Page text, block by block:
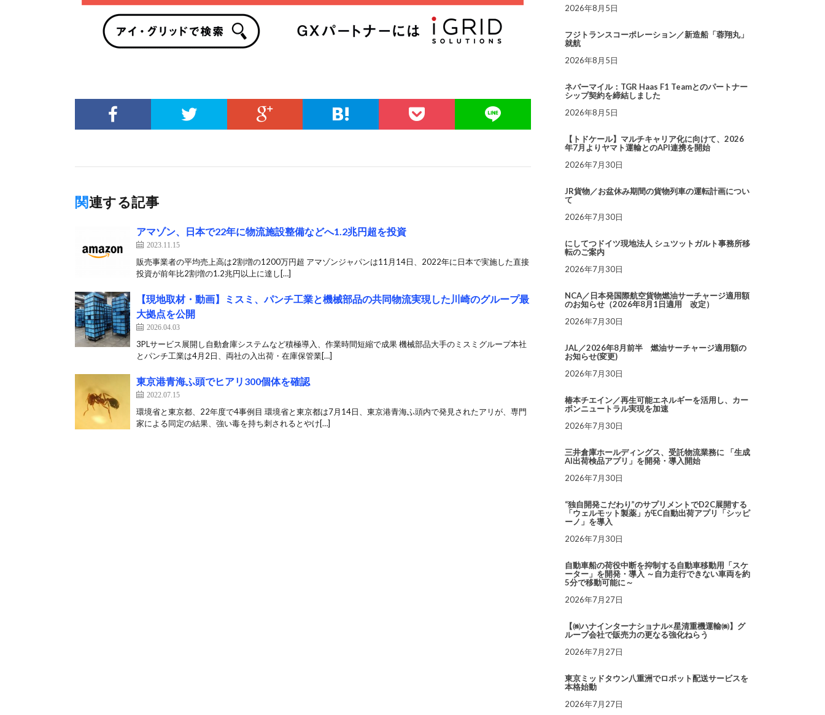
関連する記事
アマゾン、日本で22年に物流施設整備などへ1.2兆円超を投資
2023.11.15
販売事業者の平均売上高は2割増の1200万円超 アマゾンジャパンは11月14日、2022年に日本で実施した直接
投資が前年比2割増の1.2兆円以上に達し[…]
【現地取材・動画】ミスミ、パンチ工業と機械部品の共同物流実現した川崎のグループ最
大拠点を公開
2026.04.03
3PLサービス展開し自動倉庫システムなど積極導入、作業時間短縮で成果 機械部品大手のミスミグループ本社
とパンチ工業は4月2日、両社の入出荷・在庫保管業[…]
東京港青海ふ頭でヒアリ300個体を確認
2022.07.15
環境省と東京都、22年度で4事例目 環境省と東京都は7月14日、東京港青海ふ頭内で発見されたアリが、専門
家による同定の結果、強い毒を持ち刺されるとやけ[…]
2026年8月5日
フジトランスコーポレーション／新造船「蓉翔丸」
就航
2026年8月5日
ネバーマイル：TGR Haas F1 Teamとのパートナー
シップ契約を締結しました
2026年8月5日
【トドケール】マルチキャリア化に向けて、2026
年7月よりヤマト運輸とのAPI連携を開始
2026年7月30日
JR貨物／お盆休み期間の貨物列車の運転計画につい
て
2026年7月30日
にしてつドイツ現地法人 シュツットガルト事務所移
転のご案内
2026年7月30日
NCA／日本発国際航空貨物燃油サーチャージ適用額
のお知らせ（2026年8月1日適用 改定）
2026年7月30日
JAL／2026年8月前半 燃油サーチャージ適用額の
お知らせ(変更)
2026年7月30日
椿本チエイン／再生可能エネルギーを活用し、カー
ボンニュートラル実現を加速
2026年7月30日
三井倉庫ホールディングス、受託物流業務に 「生成
AI出荷検品アプリ」を開発・導入開始
2026年7月30日
“独自開発こだわり”のサプリメントでD2C展開する
「ウェルモット製薬」がEC自動出荷アプリ「シッピ
ーノ」を導入
2026年7月30日
自動車船の荷役中断を抑制する自動車移動用「スケ
ーター」を開発・導入 ～自力走行できない車両を約
5分で移動可能に～
2026年7月27日
【㈱ハナインターナショナル×星清重機運輸㈱】グ
ループ会社で販売力の更なる強化ねらう
2026年7月27日
東京ミッドタウン八重洲でロボット配送サービスを
本格始動
2026年7月27日